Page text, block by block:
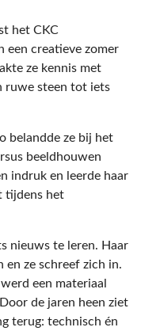
het CKC
een creatieve zomer
ze kennis met
ruwe steen tot iets
belandde ze bij het
beeldhouwen
indruk en leerde haar
tijdens het
nieuws te leren. Haar
en ze schreef zich in.
een materiaal
de jaren heen ziet
terug: technisch én